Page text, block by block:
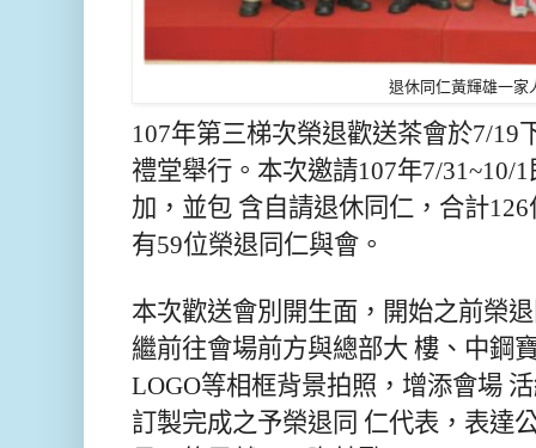
退休同仁黃輝雄一家
107年第三梯次榮退歡送茶會於7/19
禮堂舉行。本次邀請107年7/31~10/
加，並包 含自請退休同仁，合計
有59位榮退同仁與會。
本次歡送會別開生面，開始之前榮
繼前往會場前方與總部大 樓、中鋼
LOGO等相框背景拍照，增添會場
訂製完成之予榮退同 仁代表，表達